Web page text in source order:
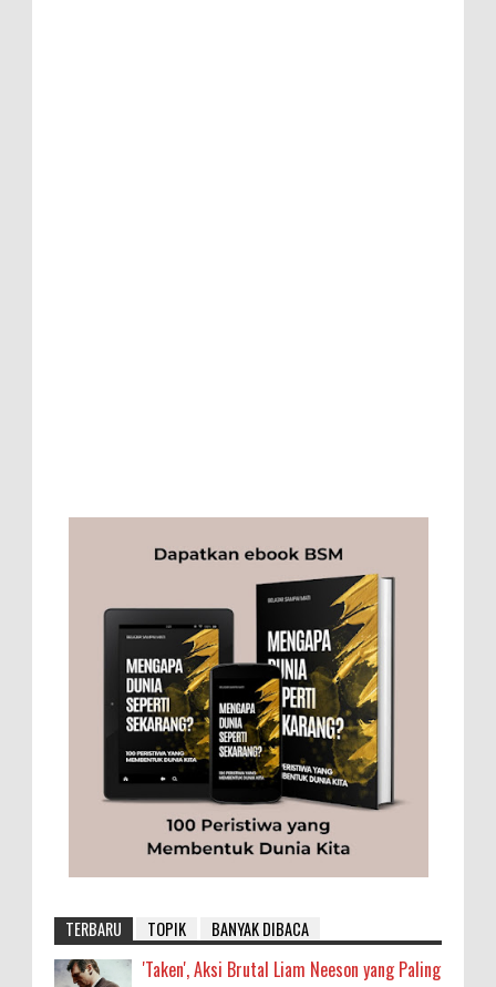
TERBARU TOPIK BANYAK DIBACA
'Taken', Aksi Brutal Liam Neeson yang Paling